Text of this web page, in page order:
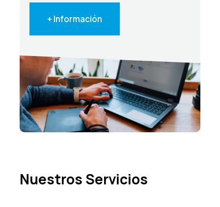
+ Información
Nuestros Servicios